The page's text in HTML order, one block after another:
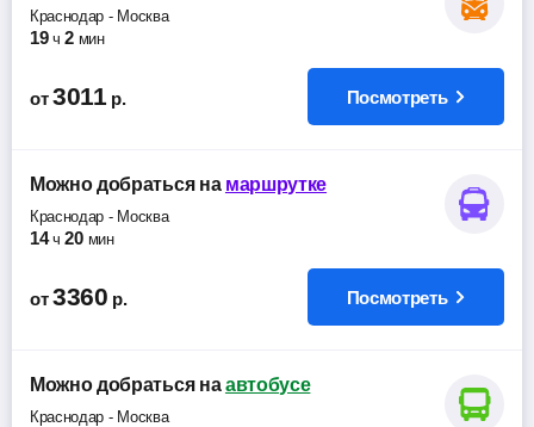
Краснодар - Москва
19 ч 2 мин
от 3011 р. Посмотреть
Можно добратьсяна маршрутке
Краснодар - Москва
14 ч 20 мин
от 3360 р. Посмотреть
Можно добратьсяна автобусе
Краснодар - Москва